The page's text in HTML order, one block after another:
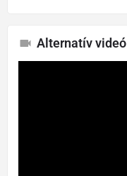
Alternatív videó